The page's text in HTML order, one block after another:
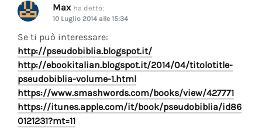
Max ha detto:
10 Luglio 2014 alle 15:34
Se ti può interessare:
http://pseudobiblia.blogspot.it/
http://ebookitalian.blogspot.it/2014/04/titolotitle-
pseudobiblia-volume-1.html
https://www.smashwords.com/books/view/427771
https://itunes.apple.com/it/book/pseudobiblia/id86
0121231?mt=11